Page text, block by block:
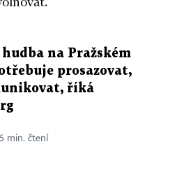
hudba na Pražském
prosazovat,
říká
min. čtení